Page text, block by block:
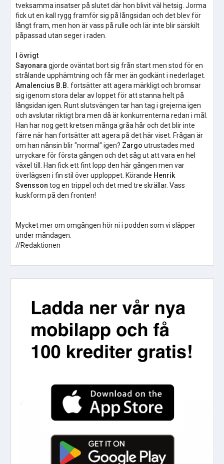
tveksamma insatser på slutet där hon blivit väl hetsig. Jorma
fick ut en kall rygg framför sig på långsidan och det blev för
långt fram, men hon är vass på rulle och lär inte blir särskilt
påpassad utan seger i raden.
I övrigt
Sayonara gjorde oväntat bort sig från start men stod för en
strålande upphämtning och får mer än godkänt i nederlaget.
Amalencius B.B. fortsätter att agera märkligt och bromsar
sig igenom stora delar av loppet för att stanna helt på
långsidan igen. Runt slutsvängen tar han tag i grejerna igen
och avslutar riktigt bra men då är konkurrenterna redan i mål.
Han har nog gett kretsen många gråa hår och det blir inte
färre när han fortsätter att agera på det här viset. Frågan är
om han nånsin blir "normal" igen? Zargo utrustades med
urryckare för första gången och det såg ut att vara en hel
växel till. Han fick ett fint lopp den här gången men var
överlägsen i fin stil över upploppet. Körande Henrik
Svensson tog en trippel och det med tre skrällar. Vass
kuskform på den fronten!
Mycket mer om omgången hör ni i podden som vi släpper
under måndagen.
//Redaktionen